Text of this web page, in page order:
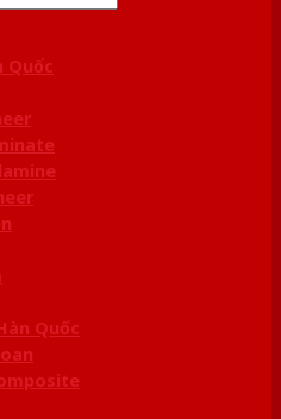
Quốc
Quốc